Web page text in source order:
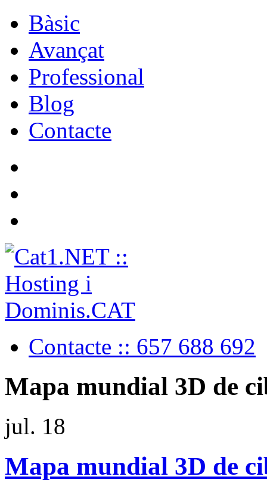
Bàsic
Avançat
Professional
Blog
Contacte
Contacte :: 657 688 692
Mapa mundial 3D de
jul. 18
Mapa mundial 3D de